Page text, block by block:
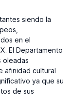
siendo la
en el
El Departamento
oleadas
afinidad cultural
ya que su
de sus